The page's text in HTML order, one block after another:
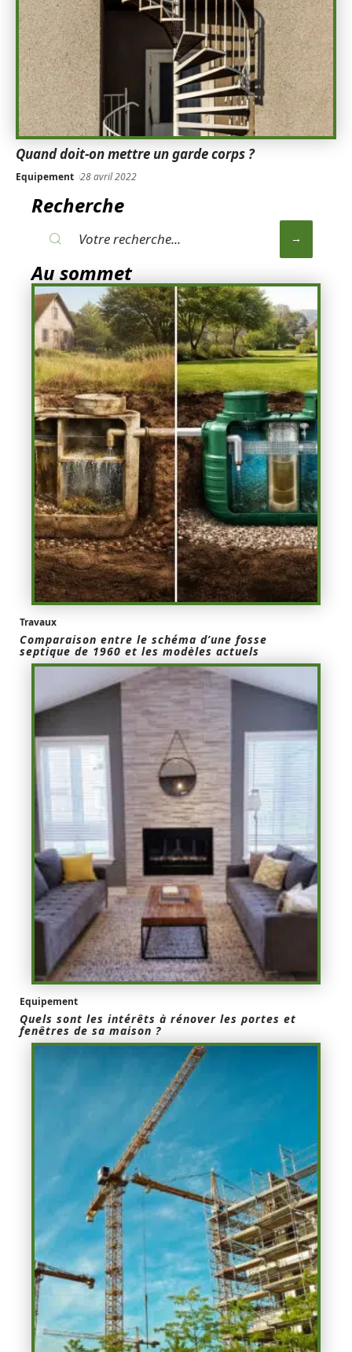
Quand doit-on mettre un garde corps ?
Equipement 28 avril 2022
Recherche
Au sommet
Travaux
Comparaison entre le schéma d’une fosse
septique de 1960 et les modèles actuels
Equipement
Quels sont les intérêts à rénover les portes et
fenêtres de sa maison ?